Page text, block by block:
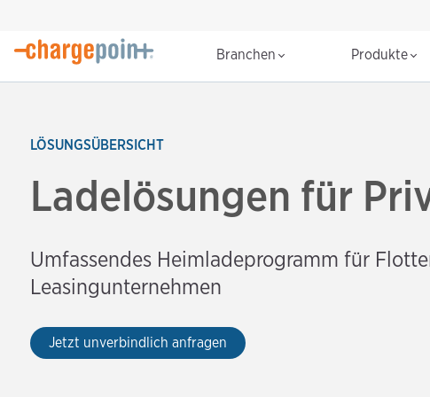
Branchen Produkte
LÖSUNGSÜBERSICHT
Ladelösungen für
Umfassendes Heimladeprogramm für
Leasingunternehmen
Jetzt unverbindlich anfragen